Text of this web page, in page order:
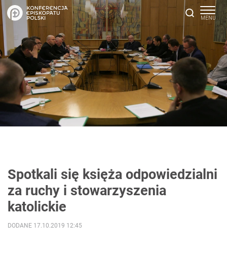
Spotkali się księża odpowiedzialni
za ruchy i stowarzyszenia
katolickie
DODANE 17.10.2019 12:45